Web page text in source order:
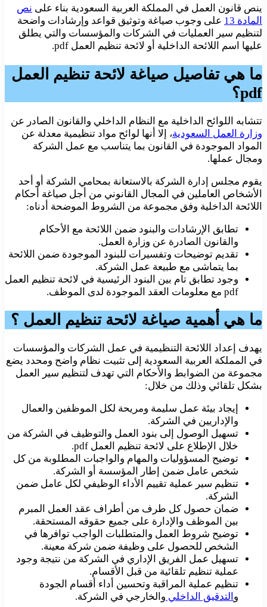
ينص قانون العمل في المملكة العربية السعودية بناء على نص
المادة 13
على وجوب صياغة وتوثيق قواعد وإرشادات واضحة
لتنظيم سير العمليات في الشركات والمؤسسات والتي يطلق
عليها اسم اللائحة الداخلية أو لائحة تنظيم العمل pdf.
ما هي تفاصيل صياغة لائحة تنظيم العمل
pdf؟
تتشابه اللوائح الداخلية مع النظام الداخلي والقانون الصادر عن
وزارة العمل السعودية، إلا أنها لوائح مواد تنظيمية معدلة عن
المواد الموجودة في القانون بما يتناسب مع عمل الشركة
ومجال عملها.
يقوم مجلس إدارة الشركة بالاستعانة بمحامي الشركة أو أحد
الأشخاص العاملين في المجال القانوني من أجل صياغة أحكام
اللائحة الداخلية وفق مجموعة من الشروط الموضحة أدناه:
تطابق الإرشادات والبنود ضمن اللائحة مع الأحكام
والقانون الصادرة عن وزارة العمل.
تقديم توضيحات وتفسيرات للبنود الموجودة ضمن اللائحة
بما يتماشى مع طبيعة عمل الشركة.
وجود تطابق تام بين البنود الرئيسية في لائحة تنظيم العمل
pdf مع معلومات العقد الموجودة لدى الموظف.
ما هي أهمية صياغة لائحة تنظيم العمل ؟
يهدف إعداد اللائحة التنظيمية في عمل الشركات والمؤسسات
في المملكة العربية السعودية إلى تثبيت نظام واضح ومحدد يضع
مجموعة من الضوابط والأحكام التي تهدف لتنظيم سير العمل
بشكل تلقائي وذلك من خلال:
إيجاد بيئة عمل سليمة ومريحة لكل الموظفين والعمال
والإداريين في الشركة.
تسهيل الوصول إلى بنود العمل والتوظيف في الشركة من
خلال الإطلاع على لائحة تنظيم العمل pdf.
توضيح المسؤوليات والمهام والواجبات المطلوبة من كل
شخص عامل ضمن إطار المؤسسة أو الشركة.
تنظيم سير عملية تقييم الأداء الوظيفي لكل عامل ضمن
الشركة.
ضمان حصول كل طرف من أطراف عقد العمل المبرم
بين الموظف والإدارة على جميع حقوقه المستحقة.
توضيح شروط العمل والمتطلبات الواجب توافرها في
الشخص للحصول على وظيفة ضمن شركة معينة.
تسهيل عمل الفريق الإداري في الشركة من نتيجة وجود
عملية تنظيم تلقائية من قبل الأقسام.
تنظيم عملية المراقبة وتحسين أداء أقسام الجودة
و التدقيق الداخلي والخارجي في الشركة.